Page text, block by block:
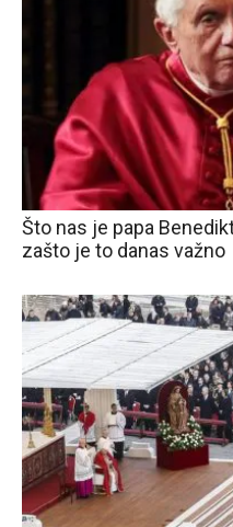
Što nas je papa
zašto je to danas važno